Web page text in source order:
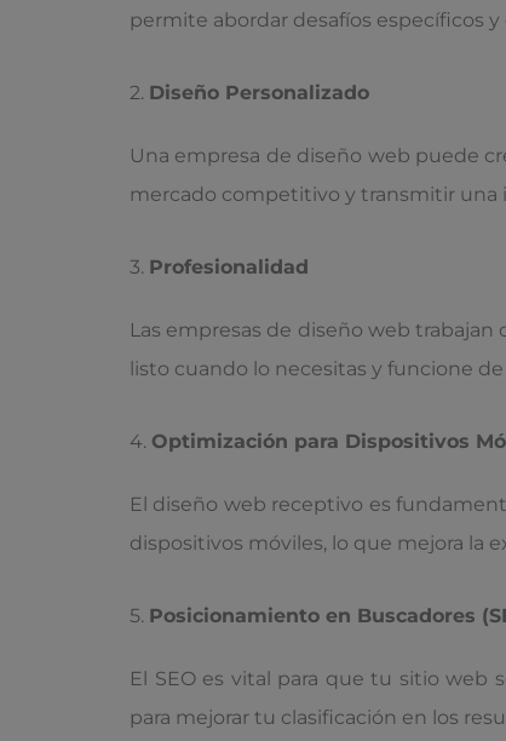
permite abordar desafíos específicos
2. Diseño Personalizado
Una empresa de diseño web puede
mercado competitivo y transmitir una
3. Profesionalidad
Las empresas de diseño web
listo cuando lo necesitas y funcione
4. Optimización para Dispositivos
El diseño web receptivo es
dispositivos móviles, lo que mejora la
5. Posicionamiento en Buscadores
El SEO es vital para que tu sitio web
para mejorar tu clasificación en los